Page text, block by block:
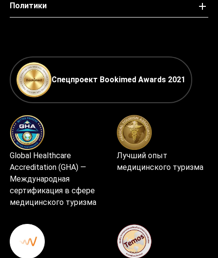
Политики
Спецпроект Bookimed Awards 2021
Global Healthcare
Accreditation (GHA) —
Международная
сертификация в сфере
медицинского туризма
Лучший опыт
медицинского туризма